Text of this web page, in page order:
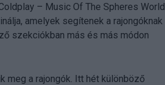
– Music Of The Spheres World
amelyek segítenek a rajongóknak
szekciókban más és más módon
meg a rajongók. Itt hét különböző